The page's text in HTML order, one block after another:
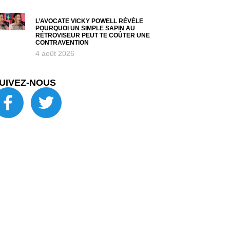
L’AVOCATE VICKY POWELL RÉVÈLE
POURQUOI UN SIMPLE SAPIN AU
RÉTROVISEUR PEUT TE COÛTER UNE
CONTRAVENTION
4 août 2026
NOUS